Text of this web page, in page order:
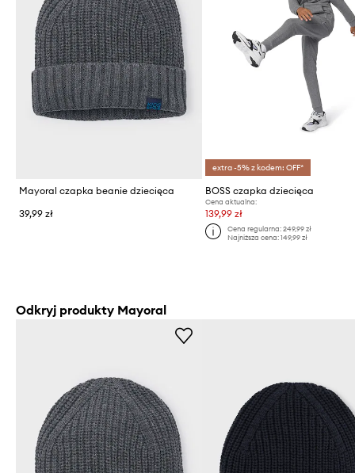
Mayoral czapka beanie dziecięca
39,99 zł
extra -5% z kodem: OFF*
BOSS czapka dziecięca
Cena aktualna:
139,99 zł
Cena regularna: 249,99 zł
Najniższa cena: 149,99 zł
Odkryj produkty Mayoral